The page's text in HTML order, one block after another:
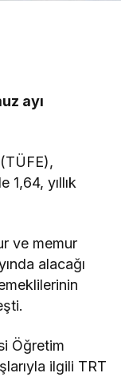
ayı
1,64, yıllık
ve memur
alacağı
Öğretim
ilgili TRT